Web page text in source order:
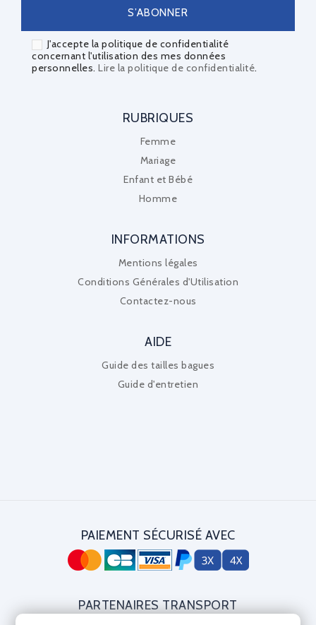
J'accepte la politique de confidentialité
concernant l'utilisation des mes données
personnelles. Lire la politique de confidentialité.
RUBRIQUES
Femme
Mariage
Enfant et Bébé
Homme
INFORMATIONS
Mentions légales
Conditions Générales d'Utilisation
Contactez-nous
AIDE
Guide des tailles bagues
Guide d'entretien
PAIEMENT SÉCURISÉ AVEC
PARTENAIRES TRANSPORT